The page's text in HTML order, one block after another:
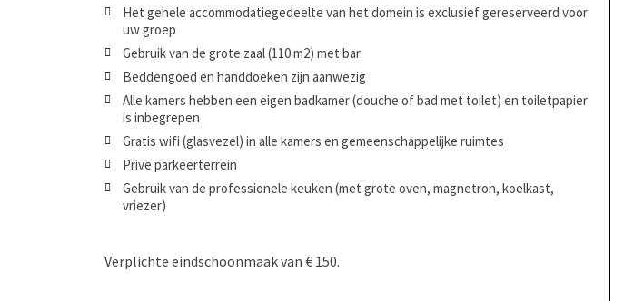
Het gehele accommodatiegedeelte van het domein is exclusief gereserveerd voor
uw groep
Gebruik van de grote zaal (110 m2) met bar
Beddengoed en handdoeken zijn aanwezig
Alle kamers hebben een eigen badkamer (douche of bad met toilet) en toiletpapier
is inbegrepen
Gratis wifi (glasvezel) in alle kamers en gemeenschappelijke ruimtes
Prive parkeerterrein
Gebruik van de professionele keuken (met grote oven, magnetron, koelkast,
vriezer)
Verplichte eindschoonmaak van € 150.